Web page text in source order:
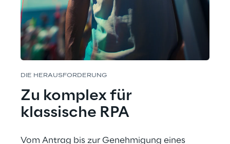
DIE HERAUSFORDERUNG
Zu komplex für
klassische RPA
Vom Antrag bis zur Genehmigung eines